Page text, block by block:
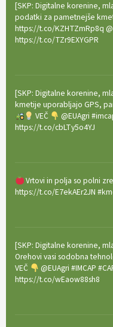
[SKP: Digitalne korenine,
podatki za pametnejše
https://t.co/KZHTZmRp8q
https://t.co/TZr9EXYGPR
[SKP: Digitalne korenine,
kmetije uporabljajo GPS,
VEČ
@EUAgri
https://t.co/cbLTy5o4YJ
Vrtovi in polja so polni
https://t.co/E7ekAEr2JN
[SKP: Digitalne korenine,
Orehovi vasi sodobna
VEČ
@EUAgri #IMCAP
https://t.co/wEaow88sh8